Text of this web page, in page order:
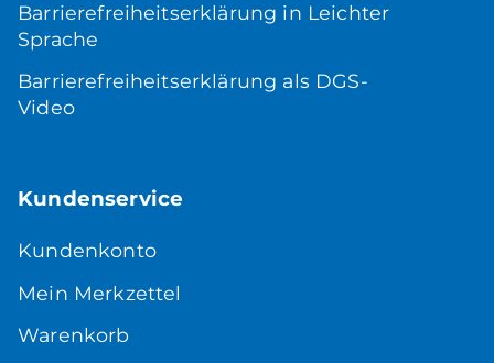
Barrierefreiheitserklärung in Leichter
Sprache
Barrierefreiheitserklärung als DGS-
Video
Kundenservice
Kundenkonto
Mein Merkzettel
Warenkorb